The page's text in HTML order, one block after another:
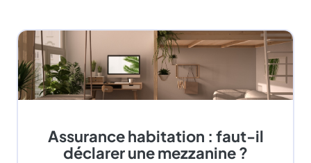
Assurance habitation : faut-il
déclarer une mezzanine ?